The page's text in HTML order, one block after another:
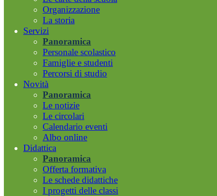
Organizzazione
La storia
Servizi
Panoramica
Personale scolastico
Famiglie e studenti
Percorsi di studio
Novità
Panoramica
Le notizie
Le circolari
Calendario eventi
Albo online
Didattica
Panoramica
Offerta formativa
Le schede didattiche
I progetti delle classi